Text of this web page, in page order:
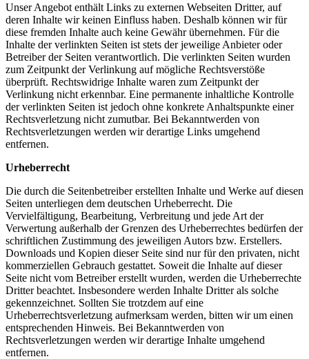
Unser Angebot enthält Links zu externen Webseiten Dritter, auf
deren Inhalte wir keinen Einfluss haben. Deshalb können wir für
diese fremden Inhalte auch keine Gewähr übernehmen. Für die
Inhalte der verlinkten Seiten ist stets der jeweilige Anbieter oder
Betreiber der Seiten verantwortlich. Die verlinkten Seiten wurden
zum Zeitpunkt der Verlinkung auf mögliche Rechtsverstöße
überprüft. Rechtswidrige Inhalte waren zum Zeitpunkt der
Verlinkung nicht erkennbar. Eine permanente inhaltliche Kontrolle
der verlinkten Seiten ist jedoch ohne konkrete Anhaltspunkte einer
Rechtsverletzung nicht zumutbar. Bei Bekanntwerden von
Rechtsverletzungen werden wir derartige Links umgehend
entfernen.
Urheberrecht
Die durch die Seitenbetreiber erstellten Inhalte und Werke auf diesen
Seiten unterliegen dem deutschen Urheberrecht. Die
Vervielfältigung, Bearbeitung, Verbreitung und jede Art der
Verwertung außerhalb der Grenzen des Urheberrechtes bedürfen der
schriftlichen Zustimmung des jeweiligen Autors bzw. Erstellers.
Downloads und Kopien dieser Seite sind nur für den privaten, nicht
kommerziellen Gebrauch gestattet. Soweit die Inhalte auf dieser
Seite nicht vom Betreiber erstellt wurden, werden die Urheberrechte
Dritter beachtet. Insbesondere werden Inhalte Dritter als solche
gekennzeichnet. Sollten Sie trotzdem auf eine
Urheberrechtsverletzung aufmerksam werden, bitten wir um einen
entsprechenden Hinweis. Bei Bekanntwerden von
Rechtsverletzungen werden wir derartige Inhalte umgehend
entfernen.